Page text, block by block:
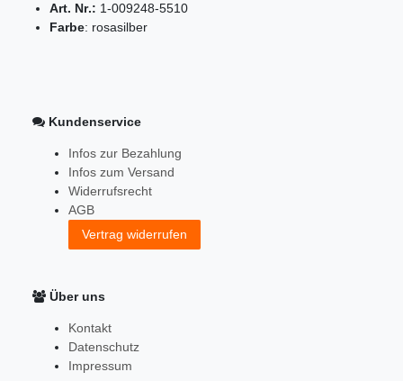
Art. Nr.: 1-009248-5510
Farbe: rosasilber
Kundenservice
Infos zur Bezahlung
Infos zum Versand
Widerrufsrecht
AGB
Vertrag widerrufen
Über uns
Kontakt
Datenschutz
Impressum